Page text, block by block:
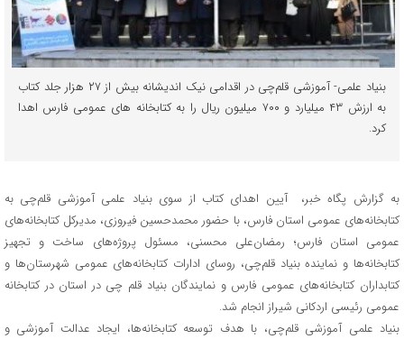
بنیاد علمی- آموزشی قلم‌چی در اقدامی نیک اندیشانه بیش از ۲۷ هزار جلد کتاب
به ارزش ۴۳ میلیارد و ۷۰۰ میلیون ریال را به کتابخانه های عمومی فارس اهدا
کرد.
به گزارش پگاه خبر، آیین اهدای کتاب از سوی بنیاد علمی آموزشی قلم‌چی به
کتابخانه‌های عمومی استان فارس، با حضور محمدحسین فیروزی، مدیرکل کتابخانه‌های
عمومی استان فارس؛ رمضان‌علی محسنی، مسئول پروژه‌های ساخت و تجهیز
کتابخانه‌ها و نماینده بنیاد قلم‌چی، روسای ادارات کتابخانه‌های عمومی شهرستان‌ها و
کتابداران کتابخانه‌های عمومی فارس و نمایندگان بنیاد قلم چی در استان در کتابخانه
عمومی رئیسی اردکانی شیراز انجام شد.
بنیاد علمی آموزشی قلم‌چی، با هدف توسعه کتابخانه‌ها، ایجاد عدالت آموزشی و